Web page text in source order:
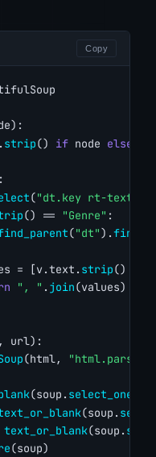
Copy
strip() if node else
("dt.key rt-text"
() == "Genre" :
("dt").
= [v.text.
strip()
", " . join(values)
url):
(html, "html.parser"
(soup. select_one
(soup.
text_or_blank(soup.
(soup)